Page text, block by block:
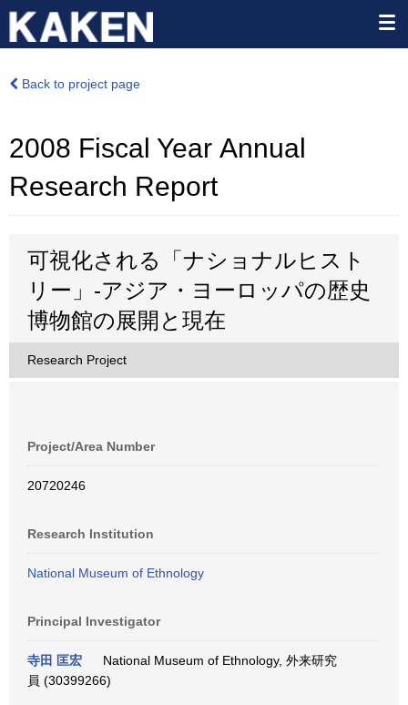
Back to project page
2008 Fiscal Year Annual
Research Report
可視化される「ナショナルヒスト
リー」-アジア・ヨーロッパの歴史
博物館の展開と現在
Research Project
Project/Area Number
20720246
Research Institution
National Museum of Ethnology
Principal Investigator
寺田 匡宏
National Museum of Ethnology, 外来研究
員 (30399266)